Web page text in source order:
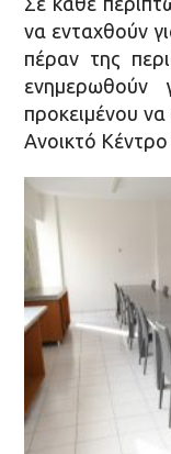
να ενταχθούν
πέραν της
ενημερωθούν
προκειμένου
Ανοικτό